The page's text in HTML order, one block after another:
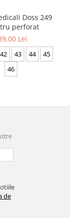
Doss 249
perforat
Lei
42 43 44
45
46
de